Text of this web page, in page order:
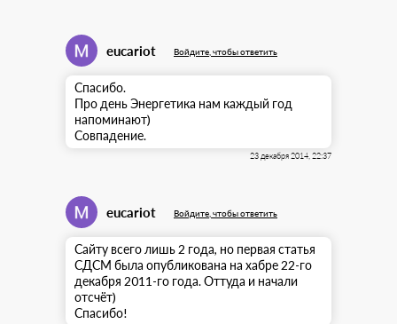
eucariot Войдите, чтобы ответить
Спасибо.
Про день Энергетика нам каждый год
напоминают)
Совпадение.
23 декабря 2014, 22:37
eucariot Войдите, чтобы ответить
Сайту всего лишь 2 года, но первая статья
СДСМ была опубликована на хабре 22-го
декабря 2011-го года. Оттуда и начали
отсчёт)
Спасибо!